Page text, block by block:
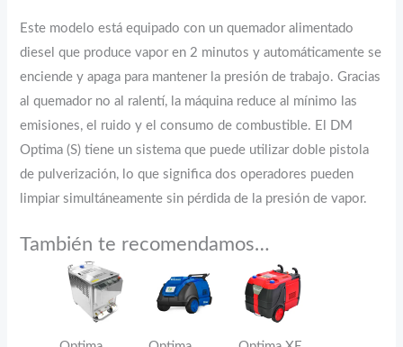
Este modelo está equipado con un quemador alimentado
diesel que produce vapor en 2 minutos y automáticamente se
enciende y apaga para mantener la presión de trabajo. Gracias
al quemador no al ralentí, la máquina reduce al mínimo las
emisiones, el ruido y el consumo de combustible. El DM
Optima (S) tiene un sistema que puede utilizar doble pistola
de pulverización, lo que significa dos operadores pueden
limpiar simultáneamente sin pérdida de la presión de vapor.
También te recomendamos…